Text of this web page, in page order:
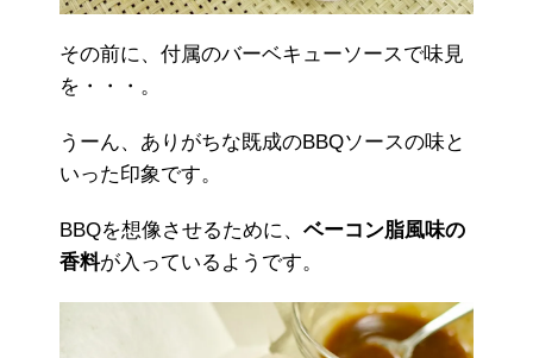
その前に、付属のバーベキューソースで味見
を・・・。
うーん、ありがちな既成のBBQソースの味と
いった印象です。
BBQを想像させるために、 ベーコン脂風味の
香料が入っているようです。